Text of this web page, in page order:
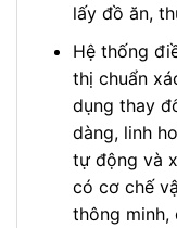
lấy đồ ăn,
Hệ thống
thị chuẩn
dụng thay
dàng, linh
tự động và
có cơ chế
thông minh,